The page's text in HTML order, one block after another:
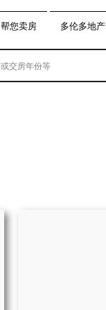
帮您卖房 多伦多地产